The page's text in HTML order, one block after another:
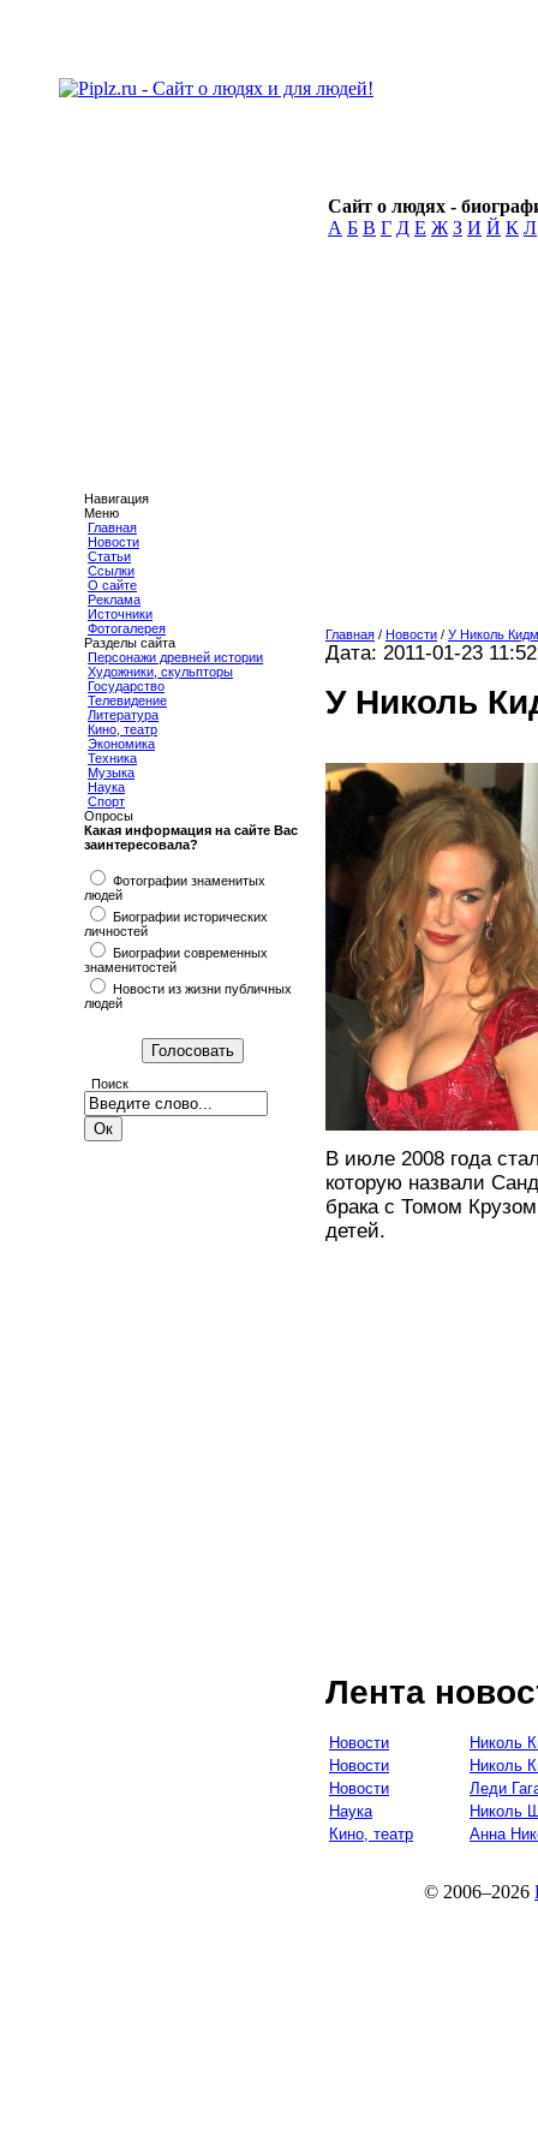
Сайт о людях -
А Б В Г Д Е Ж З И Й К Л
Навигация
Меню
Главная
Новости
Статьи
Ссылки
О сайте
Реклама
Источники
Фотогалерея
Разделы сайта
Персонажи древней истории
Художники, скульпторы
Государство
Телевидение
Литература
Кино, театр
Экономика
Техника
Музыка
Наука
Спорт
Опросы
Какая информация на сайте Вас
заинтересовала?
Фотографии знаменитых
людей
Биографии исторических
личностей
Биографии современных
знаменитостей
Новости из жизни публичных
людей
Поиск
Главная / Новости / У Николь
Дата: 2011-01-23 11:52
У Николь
В июле 2008 года
которую назвали
брака с Томом
детей.
Лента
Новости
Николь
Новости
Николь
Новости
Леди
Наука
Николь
Кино, театр
Анна
© 2006–2026